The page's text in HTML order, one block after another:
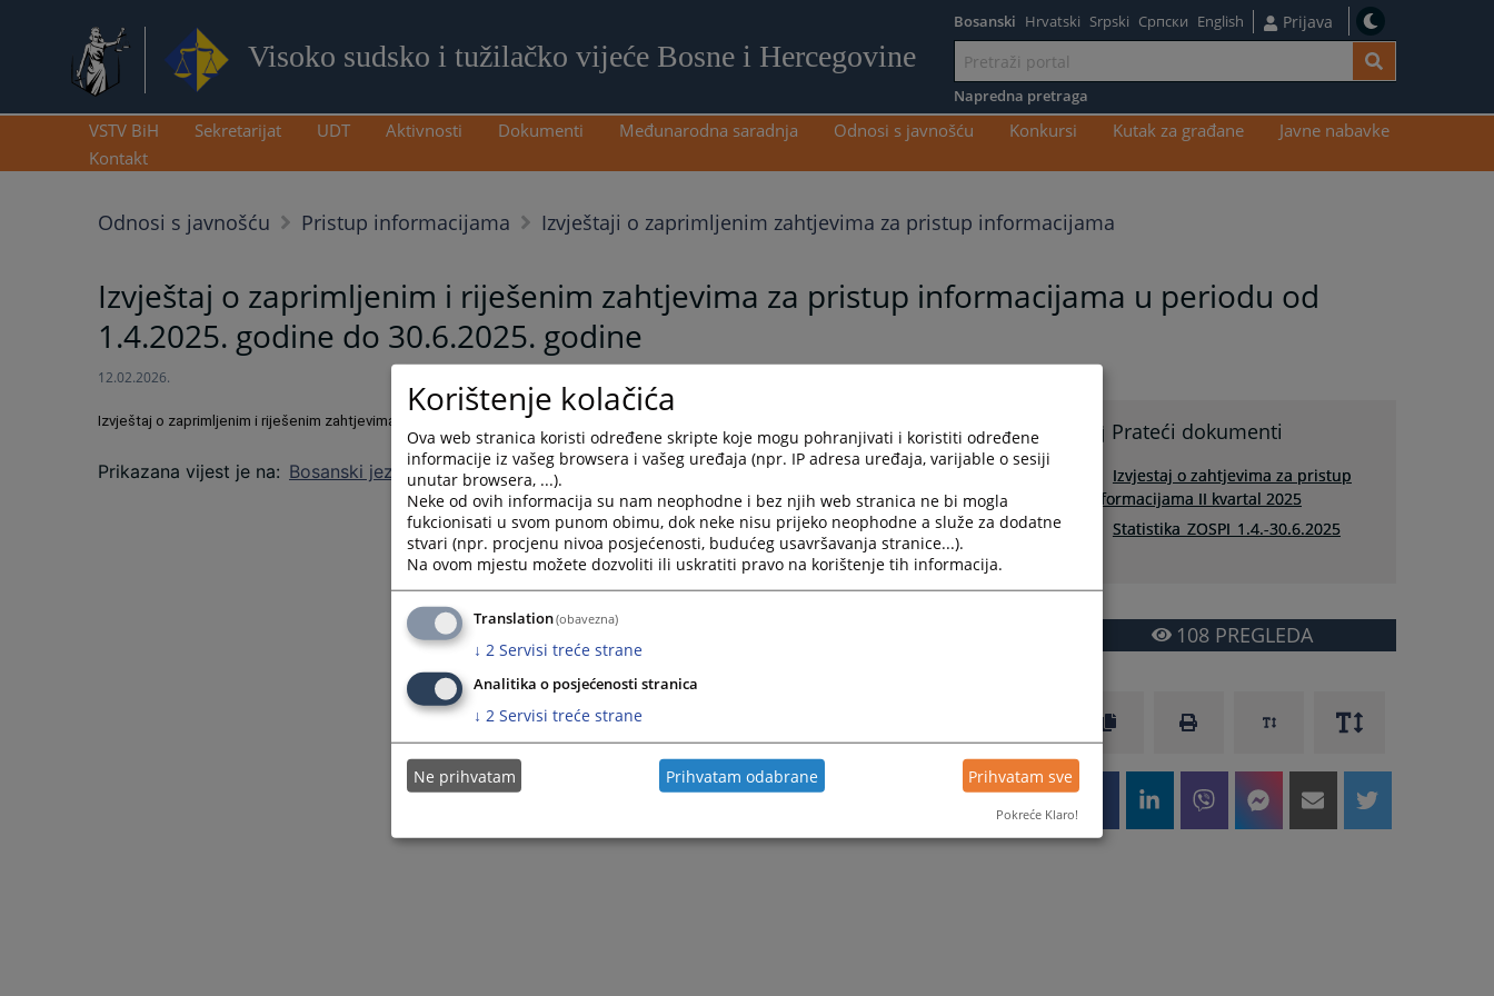
Visoko sudsko i tužilačko vijeće Bosne i Hercegovine
sadržaj
Bosanski Hrvatski Srpski Српски English Prijava
Napredna pretraga
VSTV BiH Sekretarijat UDT Aktivnosti Dokumenti Međunarodna saradnja Odnosi s javnošću Konkursi Kutak za građane
Javne nabavke
Kontakt
Odnosi s javnošću Pristup informacijama Izvještaji o zaprimljenim zahtjevima za pristup informacijama
Izvještaj o zaprimljenim i riješenim zahtjevima za pristup informacijama u periodu od
1.4.2025. godine do 30.6.2025. godine
12.02.2026.
Izvještaj o zaprimljenim i riješenim zahtjevima za pristup informacijama u periodu od 1.4.2025. godine do 30.6.2025. godine
Prikazana vijest je na: Bosanski jezik
Prateći dokumenti
Izvjestaj o zahtjevima za pristup
informacijama II kvartal 2025
Statistika_ZOSPI_1.4.-30.6.2025
108PREGLEDA
Korištenje kolačića
Ova web stranica koristi određene skripte koje mogu pohranjivati i koristiti određene
informacije iz vašeg browsera i vašeg uređaja (npr. IP adresa uređaja, varijable o sesiji
unutar browsera, ...).
Neke od ovih informacija su nam neophodne i bez njih web stranica ne bi mogla
fukcionisati u svom punom obimu, dok neke nisu prijeko neophodne a služe za dodatne
stvari (npr. procjenu nivoa posjećenosti, budućeg usavršavanja stranice...).
Na ovom mjestu možete dozvoliti ili uskratiti pravo na korištenje tih informacija.
Translation(obavezna)
↓ 2 Servisi treće strane
Analitika o posjećenosti stranica
↓ 2 Servisi treće strane
Ne prihvatam Prihvatam odabrane Prihvatam sve
Pokreće Klaro!